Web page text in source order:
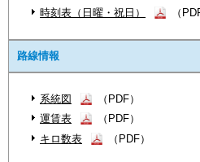
時刻表（日曜・祝日）
（
路線情報
系統図
（PDF）
運賃表
（PDF）
キロ数表
（PDF）